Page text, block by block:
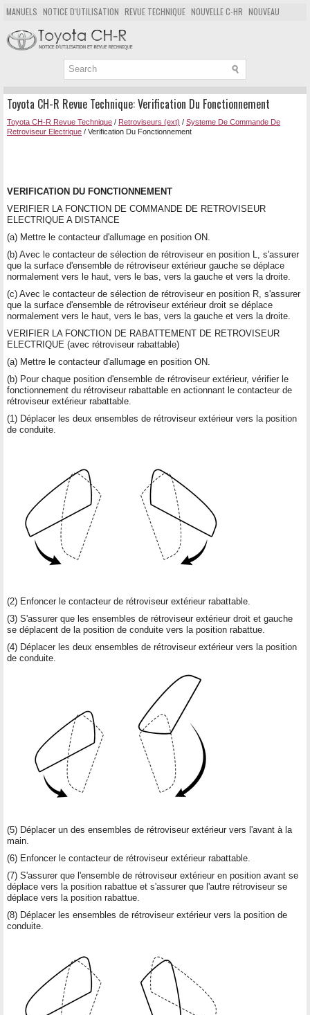
MANUELS NOTICE D'UTILISATION REVUE TECHNIQUE NOUVELLE C-HR NOUVEAU
POPULAIRE
PLAN DU SITE CHERCHER
Toyota CH-R Revue Technique: Verification Du Fonctionnement
Toyota CH-R Revue Technique / Retroviseurs (ext) / Systeme De Commande De
Retroviseur Electrique / Verification Du Fonctionnement
VERIFICATION DU FONCTIONNEMENT
VERIFIER LA FONCTION DE COMMANDE DE RETROVISEUR
ELECTRIQUE A DISTANCE
(a) Mettre le contacteur d'allumage en position ON.
(b) Avec le contacteur de sélection de rétroviseur en position L, s'assurer
que la surface d'ensemble de rétroviseur extérieur gauche se déplace
normalement vers le haut, vers le bas, vers la gauche et vers la droite.
(c) Avec le contacteur de sélection de rétroviseur en position R, s'assurer
que la surface d'ensemble de rétroviseur extérieur droit se déplace
normalement vers le haut, vers le bas, vers la gauche et vers la droite.
VERIFIER LA FONCTION DE RABATTEMENT DE RETROVISEUR
ELECTRIQUE (avec rétroviseur rabattable)
(a) Mettre le contacteur d'allumage en position ON.
(b) Pour chaque position d'ensemble de rétroviseur extérieur, vérifier le
fonctionnement du rétroviseur rabattable en actionnant le contacteur de
rétroviseur extérieur rabattable.
(1) Déplacer les deux ensembles de rétroviseur extérieur vers la position
de conduite.
(2) Enfoncer le contacteur de rétroviseur extérieur rabattable.
(3) S'assurer que les ensembles de rétroviseur extérieur droit et gauche
se déplacent de la position de conduite vers la position rabattue.
(4) Déplacer les deux ensembles de rétroviseur extérieur vers la position
de conduite.
(5) Déplacer un des ensembles de rétroviseur extérieur vers l'avant à la
main.
(6) Enfoncer le contacteur de rétroviseur extérieur rabattable.
(7) S'assurer que l'ensemble de rétroviseur extérieur en position avant se
déplace vers la position rabattue et s'assurer que l'autre rétroviseur se
déplace vers la position rabattue.
(8) Déplacer les ensembles de rétroviseur extérieur vers la position de
conduite.